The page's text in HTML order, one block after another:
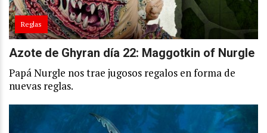
Reglas
Azote de Ghyran día 22: Maggotkin of Nurgle
Papá Nurgle nos trae jugosos regalos en forma de
nuevas reglas.